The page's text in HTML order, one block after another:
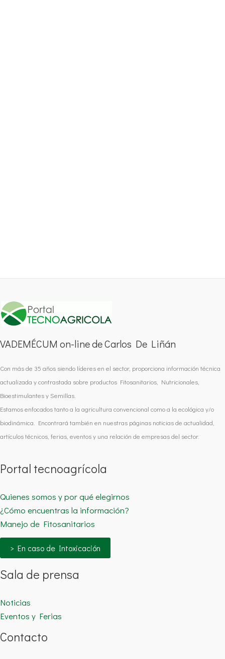
VADEMÉCUM on-line de Carlos De Liñán
Con más de 35 años siendo líderes en el sector, proporciona información técnica
actualizada y contrastada sobre productos Fitosanitarios, Nutricionales,
Bioestimulantes y Semillas.
Estamos enfocados tanto a la agricultura convencional como a la ecológica y/o
biodinámica. Encontrará también en nuestras páginas noticias de actualidad,
artículos técnicos, ferias, eventos y una relación de empresas del sector.
Portal tecnoagrícola
Quienes somos y por qué elegirnos
¿Cómo encuentras la información?
Manejo de Fitosanitarios
> En caso de Intoxicación
Sala de prensa
Noticias
Eventos y Ferias
Contacto